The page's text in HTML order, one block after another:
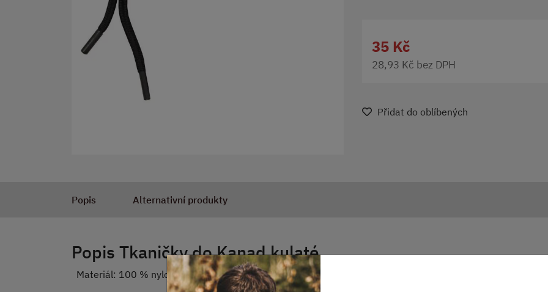
35 Kč
28,93 Kč bez DPH
Přidat do oblíbených
Popis Alternativní produkty
Popis Tkaničky do Kanad kulaté
Materiál: 100 % nylon.